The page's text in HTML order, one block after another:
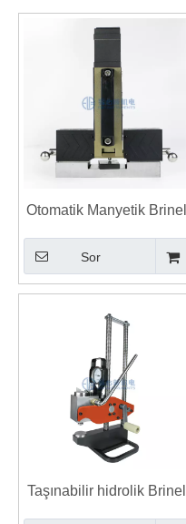
Otomatik Manyetik Brinell
ve Rockwell Sertlik Test
Cihazı Taşınabilir
Durometre
Sor
Taşınabilir hidrolik Brinell
sertlik test cihazı